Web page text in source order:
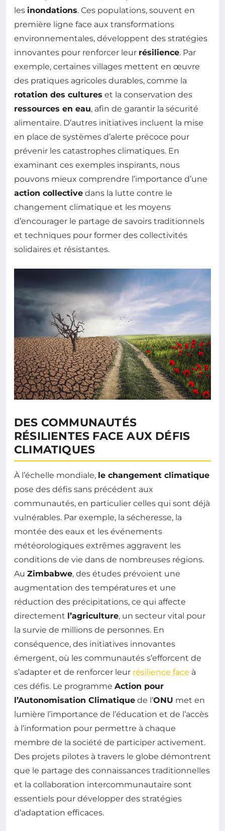
les inondations. Ces populations, souvent en
première ligne face aux transformations
environnementales, développent des stratégies
innovantes pour renforcer leur résilience. Par
exemple, certaines villages mettent en œuvre
des pratiques agricoles durables, comme la
rotation des cultures et la conservation des
ressources en eau, afin de garantir la sécurité
alimentaire. D’autres initiatives incluent la mise
en place de systèmes d’alerte précoce pour
prévenir les catastrophes climatiques. En
examinant ces exemples inspirants, nous
pouvons mieux comprendre l’importance d’une
action collective dans la lutte contre le
changement climatique et les moyens
d’encourager le partage de savoirs traditionnels
et techniques pour former des collectivités
solidaires et résistantes.
DES COMMUNAUTÉS
RÉSILIENTES FACE AUX DÉFIS
CLIMATIQUES
À l’échelle mondiale, le changement climatique
pose des défis sans précédent aux
communautés, en particulier celles qui sont déjà
vulnérables. Par exemple, la sécheresse, la
montée des eaux et les événements
météorologiques extrêmes aggravent les
conditions de vie dans de nombreuses régions.
Au Zimbabwe, des études prévoient une
augmentation des températures et une
réduction des précipitations, ce qui affecte
directement l’agriculture, un secteur vital pour
la survie de millions de personnes. En
conséquence, des initiatives innovantes
émergent, où les communautés s’efforcent de
s’adapter et de renforcer leur résilience face à
ces défis. Le programme Action pour
l’Autonomisation Climatique de l’ONU met en
lumière l’importance de l’éducation et de l’accès
à l’information pour permettre à chaque
membre de la société de participer activement.
Des projets pilotes à travers le globe démontrent
que le partage des connaissances traditionnelles
et la collaboration intercommunautaire sont
essentiels pour développer des stratégies
d’adaptation efficaces.